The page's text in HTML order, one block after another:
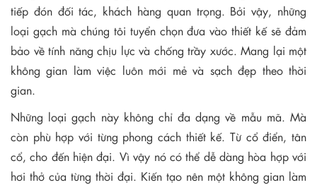
tiếp đón đối tác, khách hàng quan trọng. Bởi vậy, những
loại gạch mà chúng tôi tuyển chọn đưa vào thiết kế sẽ đảm
bảo về tính năng chịu lực và chống trầy xước. Mang lại một
không gian làm việc luôn mới mẻ và sạch đẹp theo thời
gian.
Những loại gạch này không chỉ đa dạng về mẫu mã. Mà
còn phù hợp với từng phong cách thiết kế. Từ cổ điển, tân
cổ, cho đến hiện đại. Vì vậy nó có thể dễ dàng hòa hợp với
hơi thở của từng thời đại. Kiến tạo nên một không gian làm